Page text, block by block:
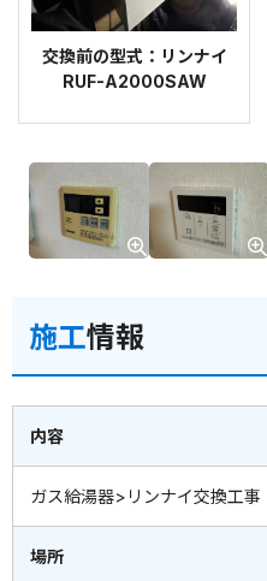
交換前の型式：リンナイ
RUF-A2000SAW
施工情報
内容
ガス給湯器>リンナイ交換工事
場所